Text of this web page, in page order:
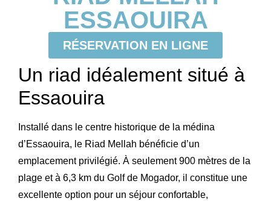
ESSAOUIRA
RÉSERVATION EN LIGNE
Un riad idéalement situé à
Essaouira
Installé dans le centre historique de la médina
d’Essaouira, le Riad Mellah bénéficie d’un
emplacement privilégié. À seulement 900 mètres de la
plage et à 6,3 km du Golf de Mogador, il constitue une
excellente option pour un séjour confortable,